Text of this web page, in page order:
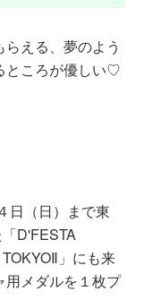
える、夢のよう
ところが優しい♡
（日）まで東
D'FESTA
」にも来
用メダルを１枚プ